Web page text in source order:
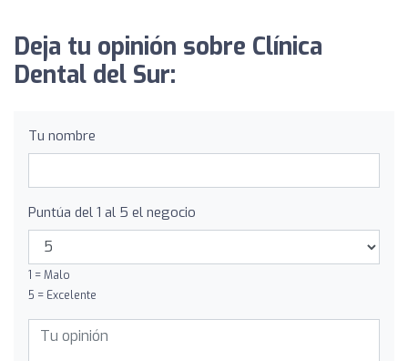
Deja tu opinión sobre Clínica
Dental del Sur:
Tu nombre
Puntúa del 1 al 5 el negocio
1 = Malo
5 = Excelente